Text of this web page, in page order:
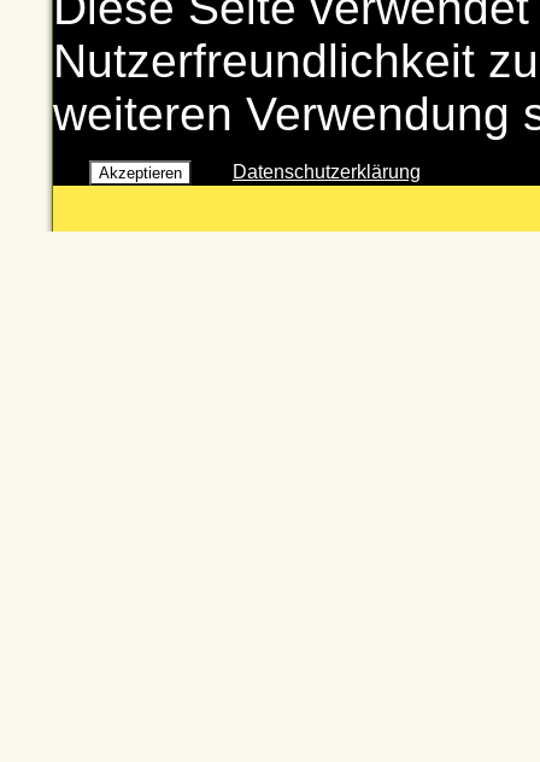
Nutzerfreundlichkeit
weiteren Verwendung
Akzeptieren Datenschutzerklärung